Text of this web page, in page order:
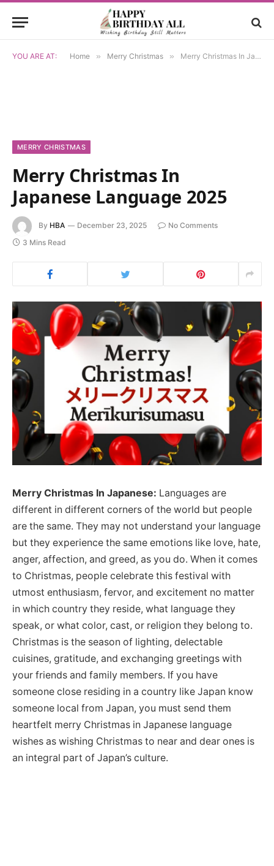
YOU ARE AT: Home » Merry Christmas » Merry Christmas In Japanese Language 2025
MERRY CHRISTMAS
Merry Christmas In
Japanese Language 2025
By HBA December 23, 2025
No Comments
3 Mins Read
Merry Christmas In Japanese: Languages are
different in different corners of the world but people
are the same. They may not understand your language
but they experience the same emotions like love, hate,
anger, affection, and greed, as you do. When it comes
to Christmas, people celebrate this festival with
utmost enthusiasm, fervor, and excitement no matter
in which country they reside, what language they
speak, or what color, cast, or religion they belong to.
Christmas is the season of lighting, delectable
cuisines, gratitude, and exchanging greetings with
your friends and family members. If you have
someone close residing in a country like Japan know
someone local from Japan, you must send them
heartfelt merry Christmas in Japanese language
wishes as wishing Christmas to near and dear ones is
an integral part of Japan’s culture.